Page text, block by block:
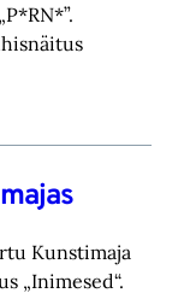
Kunstimaja
„Inimesed“.